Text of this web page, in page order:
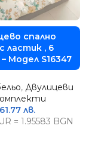
спално
ластик , 6
Модел S16347
, Двулицеви
лв.
= 1.95583 BGN